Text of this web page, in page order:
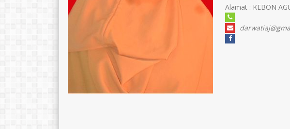
Alamat : KEBON